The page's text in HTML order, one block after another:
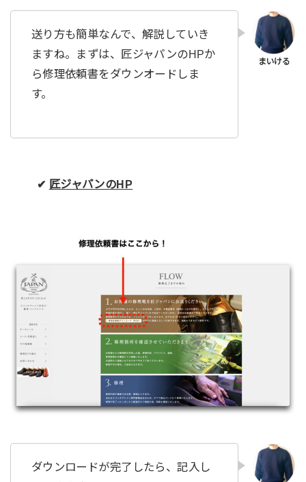
送り方も簡単なんで、解説していき
ますね。まずは、匠ジャパンのHPか
ら修理依頼書をダウンオードしま
す。
✔︎ 匠ジャパンのHP
ダウンロードが完了したら、記入し